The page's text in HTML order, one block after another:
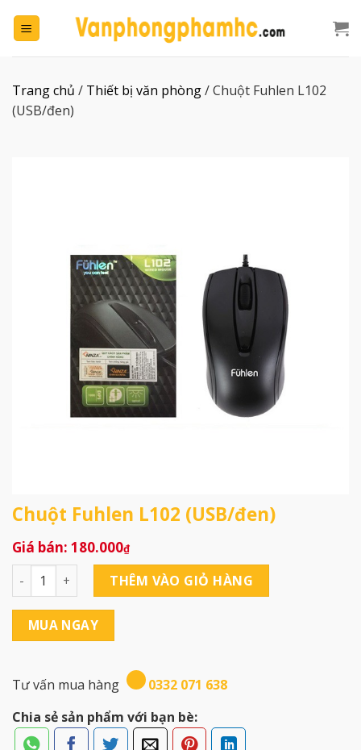
đến
Trang chủ / Thiết bị văn phòng/Chuột Fuhlen L102
(USB/đen)
Chuột Fuhlen L102 (USB/đen)
180.000₫
Chuột Fuhlen L102 (USB/đen) số lượng
THÊM VÀO GIỎ HÀNG
MUA NGAY
Tư vấn mua hàng
0332 071 638
Chia sẻ sản phẩm với bạn bè: